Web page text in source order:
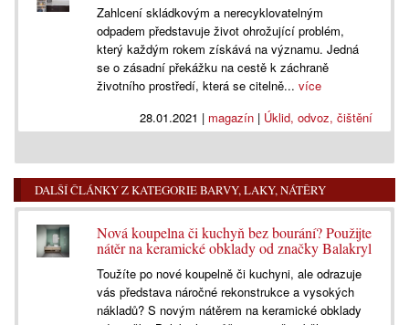
Zahlcení skládkovým a nerecyklovatelným
odpadem představuje život ohrožující problém,
který každým rokem získává na významu. Jedná
se o zásadní překážku na cestě k záchraně
životního prostředí, která se citelně...více
28.01.2021 | magazín| Úklid, odvoz, čištění
DALŠÍ ČLÁNKY Z KATEGORIE BARVY, LAKY, NÁTĚRY
Nová koupelna či kuchyň bez bourání? Použijte
nátěr na keramické obklady od značky Balakryl
Toužíte po nové koupelně či kuchyni, ale odrazuje
vás představa náročné rekonstrukce a vysokých
nákladů? S novým nátěrem na keramické obklady